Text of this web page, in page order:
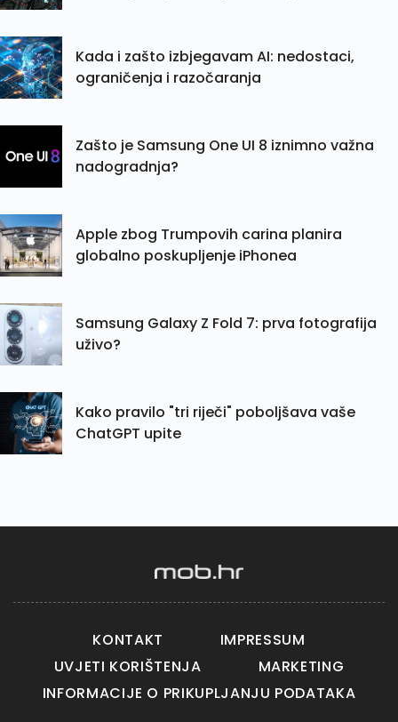
Kada i zašto izbjegavam AI: nedostaci,
ograničenja i razočaranja
Zašto je Samsung One UI 8 iznimno važna
nadogradnja?
Apple zbog Trumpovih carina planira
globalno poskupljenje iPhonea
Samsung Galaxy Z Fold 7: prva fotografija
uživo?
Kako pravilo "tri riječi" poboljšava vaše
ChatGPT upite
KONTAKT
IMPRESSUM
UVJETI KORIŠTENJA
MARKETING
INFORMACIJE O PRIKUPLJANJU PODATAKA